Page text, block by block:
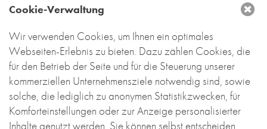
gesetzt.
So besteht das Gebäude im Grundriss aus zwei
Sequenzen: der Raumfolge der öffentlichen Räume
und den parallel dazu liegenden betrieblichen
Räumen. Dabei bildet der Ofenraum den
Schnittpunkt. Der überhöhte Raum ist geprägt durch
das vorspringende Technikdach und das sich
Cookie-Verwaltung
Wir verwenden Cookies, um Ihnen ein optimales
Webseiten-Erlebnis zu bieten. Dazu zählen Cookies, die
für den Betrieb der Seite und für die Steuerung unserer
kommerziellen Unternehmensziele notwendig sind, sowie
solche, die lediglich zu anonymen Statistikzwecken, für
Komforteinstellungen oder zur Anzeige personalisierter
Inhalte genutzt werden. Sie können selbst entscheiden,